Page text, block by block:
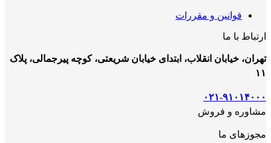
قوانین و مقررات
ارتباط با ما
تهران، خیابان انقلاب، ابتدای خیابان شریعتی، کوچه پیرجمالی، پلاک
۱۱
۰۲۱-۹۱۰۱۴۰۰۰
مشاوره و فروش
مجوزهای ما